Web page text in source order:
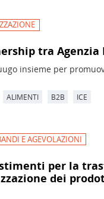
tra Agenzia
insieme per
ALIMENTI B2B ICE
E AGEVOLAZIONI
per la
dei